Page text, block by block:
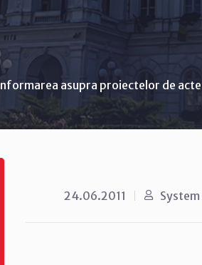
asupra proiectelor de
24.06.2011